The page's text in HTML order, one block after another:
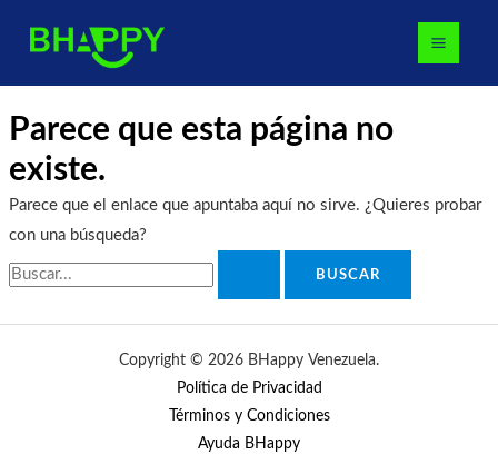
MAIN
Parece que esta página no
existe.
Parece que el enlace que apuntaba aquí no sirve. ¿Quieres probar
con una búsqueda?
por:
Copyright © 2026 BHappy Venezuela.
Política de Privacidad
Términos y Condiciones
Ayuda BHappy